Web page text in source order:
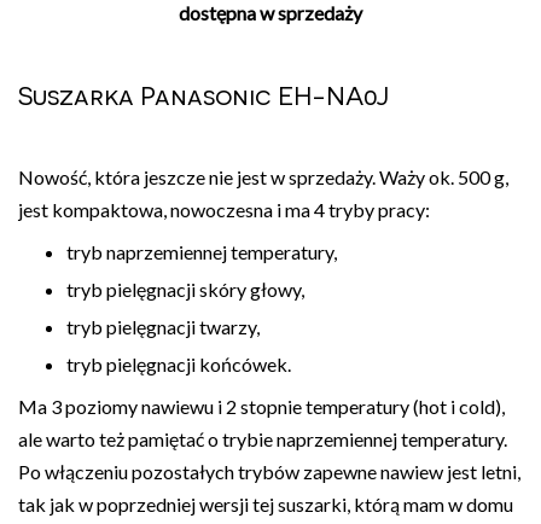
dostępna w sprzedaży
Suszarka Panasonic EH-NA0J
Nowość, która jeszcze nie jest w sprzedaży. Waży ok. 500 g,
jest kompaktowa, nowoczesna i ma 4 tryby pracy:
tryb naprzemiennej temperatury,
tryb pielęgnacji skóry głowy,
tryb pielęgnacji twarzy,
tryb pielęgnacji końcówek.
Ma 3 poziomy nawiewu i 2 stopnie temperatury (hot i cold),
ale warto też pamiętać o trybie naprzemiennej temperatury.
Po włączeniu pozostałych trybów zapewne nawiew jest letni,
tak jak w poprzedniej wersji tej suszarki, którą mam w domu